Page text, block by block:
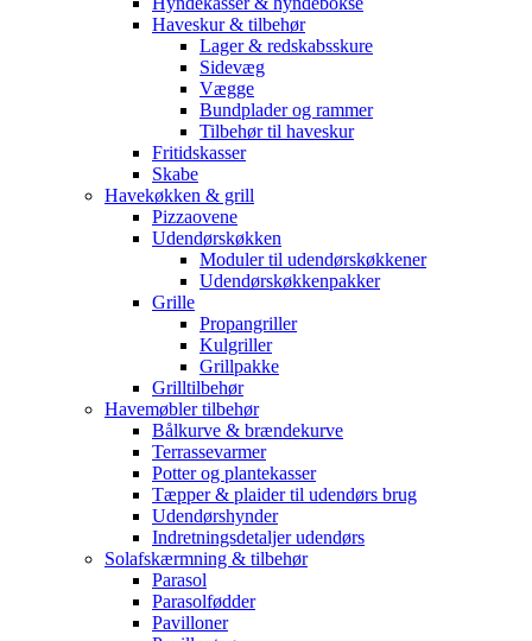
Haveskur & tilbehør
Lager & redskabsskure
Sidevæg
Vægge
Bundplader og rammer
Tilbehør til haveskur
Fritidskasser
Skabe
Havekøkken & grill
Pizzaovene
Udendørskøkken
Moduler til udendørskøkkener
Udendørskøkkenpakker
Grille
Propangriller
Kulgriller
Grillpakke
Grilltilbehør
Havemøbler tilbehør
Bålkurve & brændekurve
Terrassevarmer
Potter og plantekasser
Tæpper & plaider til udendørs brug
Udendørshynder
Indretningsdetaljer udendørs
Solafskærmning & tilbehør
Parasol
Parasolfødder
Pavilloner